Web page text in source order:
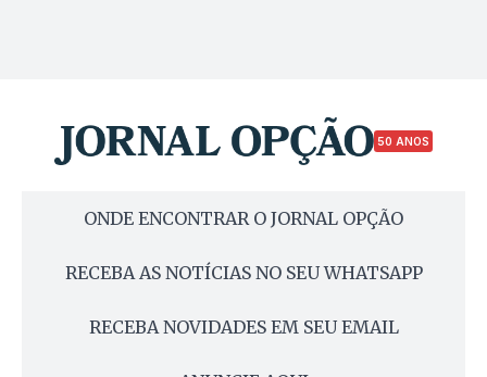
50 ANOS
ONDE ENCONTRAR O JORNAL OPÇÃO
RECEBA AS NOTÍCIAS NO SEU WHATSAPP
RECEBA NOVIDADES EM SEU EMAIL